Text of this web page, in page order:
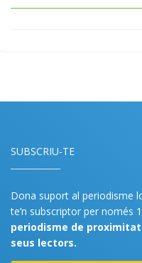
SUBSCRIU-TE
Dona suport al periodisme
te’n subscriptor per només
periodisme de
seus lectors.